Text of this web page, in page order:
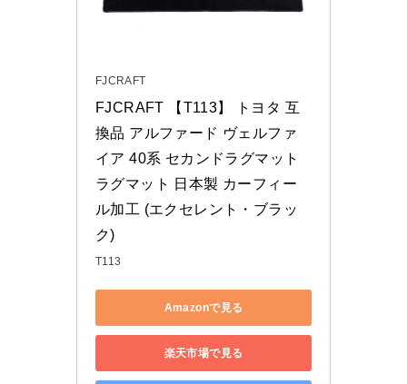
FJCRAFT
FJCRAFT 【T113】 トヨタ 互
換品 アルファード ヴェルファ
イア 40系 セカンドラグマット
ラグマット 日本製 カーフィー
ル加工 (エクセレント・ブラッ
ク)
T113
Amazonで見る
楽天市場で見る